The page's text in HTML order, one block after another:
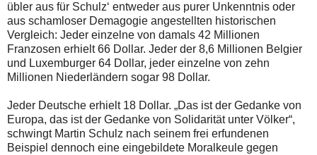
übler aus für Schulz‘ entweder aus purer Unkenntnis oder
aus schamloser Demagogie angestellten historischen
Vergleich: Jeder einzelne von damals 42 Millionen
Franzosen erhielt 66 Dollar. Jeder der 8,6 Millionen Belgier
und Luxemburger 64 Dollar, jeder einzelne von zehn
Millionen Niederländern sogar 98 Dollar.
Jeder Deutsche erhielt 18 Dollar. „Das ist der Gedanke von
Europa, das ist der Gedanke von Solidarität unter Völker“,
schwingt Martin Schulz nach seinem frei erfundenen
Beispiel dennoch eine eingebildete Moralkeule gegen